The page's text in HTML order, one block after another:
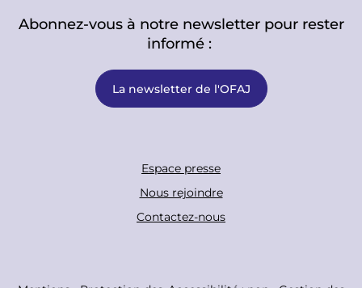
Abonnez-vous à notre newsletter pour rester
informé :
La newsletter de l'OFAJ
Espace presse
Nous rejoindre
Contactez-nous